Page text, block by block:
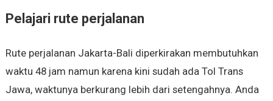
Pelajari rute perjalanan
Rute perjalanan Jakarta-Bali diperkirakan membutuhkan
waktu 48 jam namun karena kini sudah ada Tol Trans
Jawa, waktunya berkurang lebih dari setengahnya. Anda